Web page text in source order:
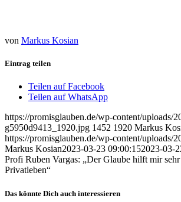
von Markus Kosian
Eintrag teilen
Teilen auf Facebook
Teilen auf WhatsApp
https://promisglauben.de/wp-content/uploads/
g5950d9413_1920.jpg 1452 1920 Markus
https://promisglauben.de/wp-content/uploads/
Markus Kosian2023-03-23 09:00:152023-03-
Profi Ruben Vargas: „Der Glaube hilft mir
Privatleben“
Das könnte Dich auch interessieren